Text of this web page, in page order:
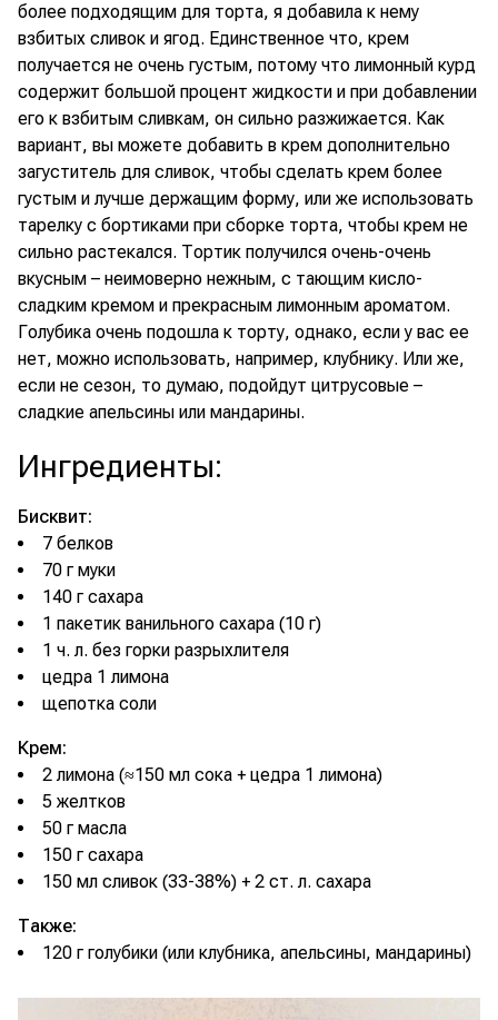
более подходящим для торта, я добавила к нему
взбитых сливок и ягод. Единственное что, крем
получается не очень густым, потому что лимонный курд
содержит большой процент жидкости и при добавлении
его к взбитым сливкам, он сильно разжижается. Как
вариант, вы можете добавить в крем дополнительно
загуститель для сливок, чтобы сделать крем более
густым и лучше держащим форму, или же использовать
тарелку с бортиками при сборке торта, чтобы крем не
сильно растекался. Тортик получился очень-очень
вкусным – неимоверно нежным, с тающим кисло-
сладким кремом и прекрасным лимонным ароматом.
Голубика очень подошла к торту, однако, если у вас ее
нет, можно использовать, например, клубнику. Или же,
если не сезон, то думаю, подойдут цитрусовые –
сладкие апельсины или мандарины.
Ингредиенты:
Бисквит:
7 белков
70 г муки
140 г сахара
1 пакетик ванильного сахара (10 г)
1 ч. л. без горки разрыхлителя
цедра 1 лимона
щепотка соли
Крем:
2 лимона (≈150 мл сока + цедра 1 лимона)
5 желтков
50 г масла
150 г сахара
150 мл сливок (33-38%) + 2 ст. л. сахара
Также:
120 г голубики (или клубника, апельсины, мандарины)